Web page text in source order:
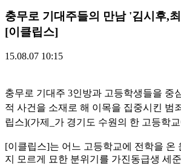
충무로 기대주들의 만남 '김시후,
[이클립스]
15.08.07 10:15
충무로 기대주 3인방과 고등학생들을 중
적 사건을 소재로 해 이목을 집중시킨 범
립스](가제_가 경기도 수원의 한 고등학
[이클립스]는 어느 고등학교에 전학을 온
지 모르게 묘한 분위기를 가진동급생 세